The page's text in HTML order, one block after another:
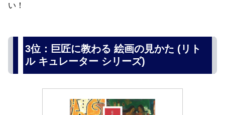
い！
3位：巨匠に教わる 絵画の見かた (リト
ル キュレーター シリーズ)